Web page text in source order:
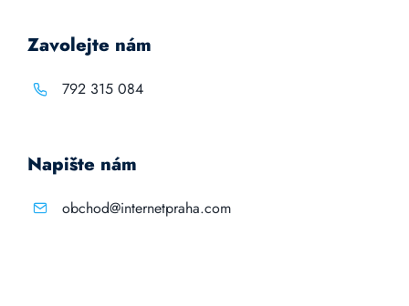
Zavolejte nám
792 315 084
Napište nám
obchod@internetpraha.com